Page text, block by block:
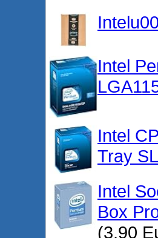
Intel
Intel
Tray
Intel
Box
(3,90